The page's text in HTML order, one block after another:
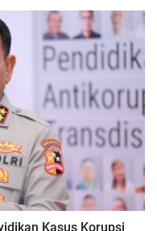
Kasus Korupsi